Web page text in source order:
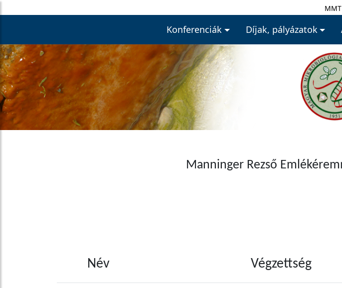
MMT
Konferenciák Díjak, pályázatok
Manninger Rezső
Név Végzettség